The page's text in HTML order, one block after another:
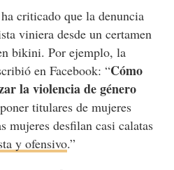
criticado que la denuncia
viniera desde un certamen
bikini. Por ejemplo, la
en Facebook: “Cómo
la violencia de género
titulares de mujeres
mujeres desfilan casi calatas
y ofensivo.”